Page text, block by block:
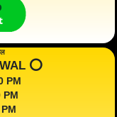
⭕️
PM
PM